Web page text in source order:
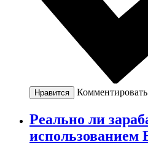
Нравится Комментировать
Реально ли
использованием